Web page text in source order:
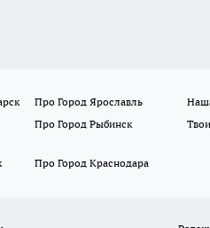
Про Город Ярославль
Про Город Рыбинск
Про Город Краснодара